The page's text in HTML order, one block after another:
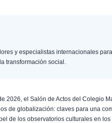
y especialistas internacionales
transformación social.
2026, el Salón de Actos del Colegio
de globalización: claves para una
de los observatorios culturales en